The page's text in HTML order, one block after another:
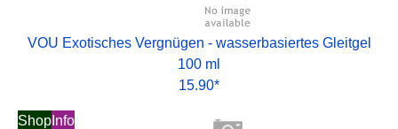
VOU Exotisches Vergnügen - wasserbasiertes Gleitgel
100 ml
15.90*
Shop Info